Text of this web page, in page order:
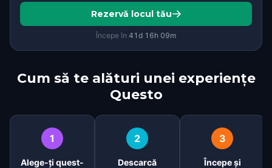
Rezervă locul tău
Începe în 41d 16h 09m
Cum să te alături unei experiențe
Questo
1
Alege-ți quest-
2
Descarcă
3
Începe și